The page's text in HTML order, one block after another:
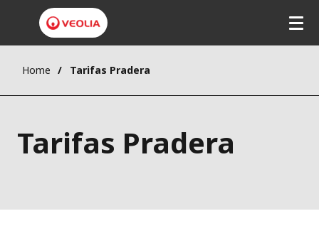
Home Tarifas Pradera
Tarifas Pradera